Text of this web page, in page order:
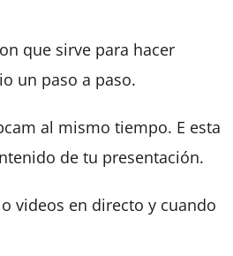
que sirve para hacer
un paso a paso.
al mismo tiempo. E esta
de tu presentación.
videos en directo y cuando